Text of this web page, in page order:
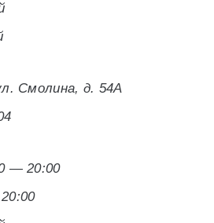
Смолина, д. 54А
— 20:00